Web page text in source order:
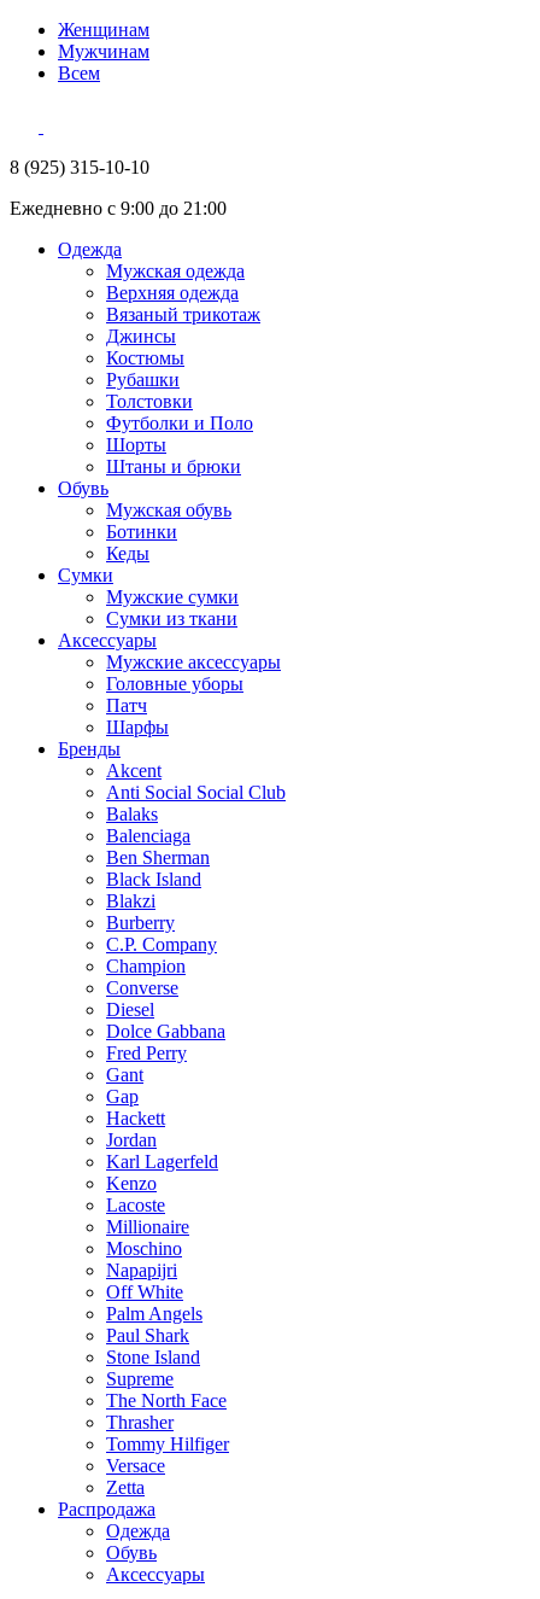
Женщинам
Мужчинам
Всем
8 (925) 315-10-10
Ежедневно с 9:00 до 21:00
Одежда
Мужская одежда
Верхняя одежда
Вязаный трикотаж
Джинсы
Костюмы
Рубашки
Толстовки
Футболки и Поло
Шорты
Штаны и брюки
Обувь
Мужская обувь
Ботинки
Кеды
Сумки
Мужские сумки
Сумки из ткани
Аксессуары
Мужские аксессуары
Головные уборы
Патч
Шарфы
Бренды
Akcent
Anti Social Social Club
Balaks
Balenciaga
Ben Sherman
Black Island
Blakzi
Burberry
C.P. Company
Champion
Converse
Diesel
Dolce Gabbana
Fred Perry
Gant
Gap
Hackett
Jordan
Karl Lagerfeld
Kenzo
Lacoste
Millionaire
Moschino
Napapijri
Off White
Palm Angels
Paul Shark
Stone Island
Supreme
The North Face
Thrasher
Tommy Hilfiger
Versace
Zetta
Распродажа
Одежда
Обувь
Аксессуары